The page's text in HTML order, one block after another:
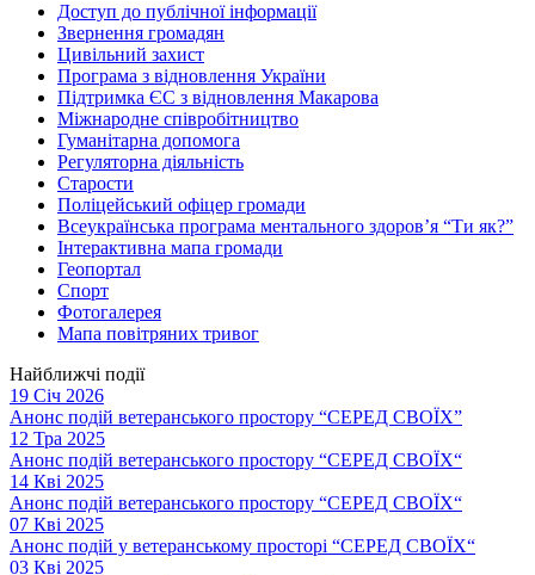
Доступ до публічної інформації
Звернення громадян
Цивільний захист
Програма з відновлення України
Підтримка ЄС з відновлення Макарова
Міжнародне співробітництво
Гуманітарна допомога
Регуляторна діяльність
Старости
Поліцейський офіцер громади
Всеукраїнська програма ментального здоров’я “Ти як?”
Інтерактивна мапа громади
Геопортал
Спорт
Фотогалерея
Мапа повітряних тривог
Найближчі події
19 Січ 2026
Анонс подій ветеранського простору “СЕРЕД СВОЇХ”
12 Тра 2025
Анонс подій ветеранського простору “СЕРЕД СВОЇХ“
14 Кві 2025
Анонс подій ветеранського простору “СЕРЕД СВОЇХ“
07 Кві 2025
Анонс подій у ветеранському просторі “СЕРЕД СВОЇХ“
03 Кві 2025